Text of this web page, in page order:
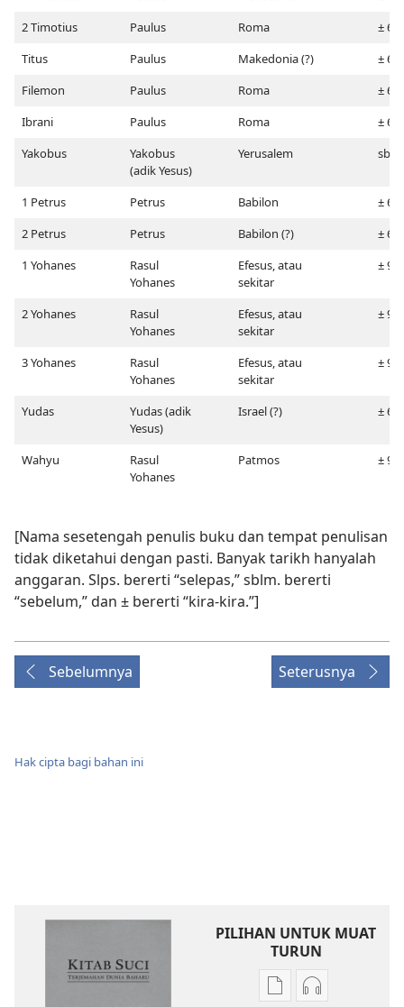
2 Timotius
Paulus Roma
± 65
Titus
Paulus Makedonia (?)
±
Filemon
Paulus Roma
±
Ibrani
Paulus Roma
± 61
Yakobus
Yakobus
(adik Yesus)
Yerusalem
1 Petrus Petrus Babilon
±
2 Petrus
Petrus Babilon (?)
± 64
1 Yohanes
Rasul
Yohanes
Efesus, atau
sekitar
± 98
2 Yohanes
Rasul
Yohanes
Efesus, atau
sekitar
± 98
3 Yohanes
Rasul
Yohanes
Efesus, atau
sekitar
± 98
Yudas
Yudas (adik
Yesus)
Israel (?) ± 65
Wahyu
Rasul
Yohanes
Patmos ± 96
[Nama sesetengah penulis buku dan tempat penulisan
tidak diketahui dengan pasti. Banyak tarikh hanyalah
anggaran. Slps. bererti “selepas,” sblm. bererti
“sebelum,” dan ± bererti “kira-kira.”]
Sebelumnya Seterusnya
Hak cipta bagi bahan ini
PILIHAN UNTUK MUAT
TURUN
PilihanPilihan